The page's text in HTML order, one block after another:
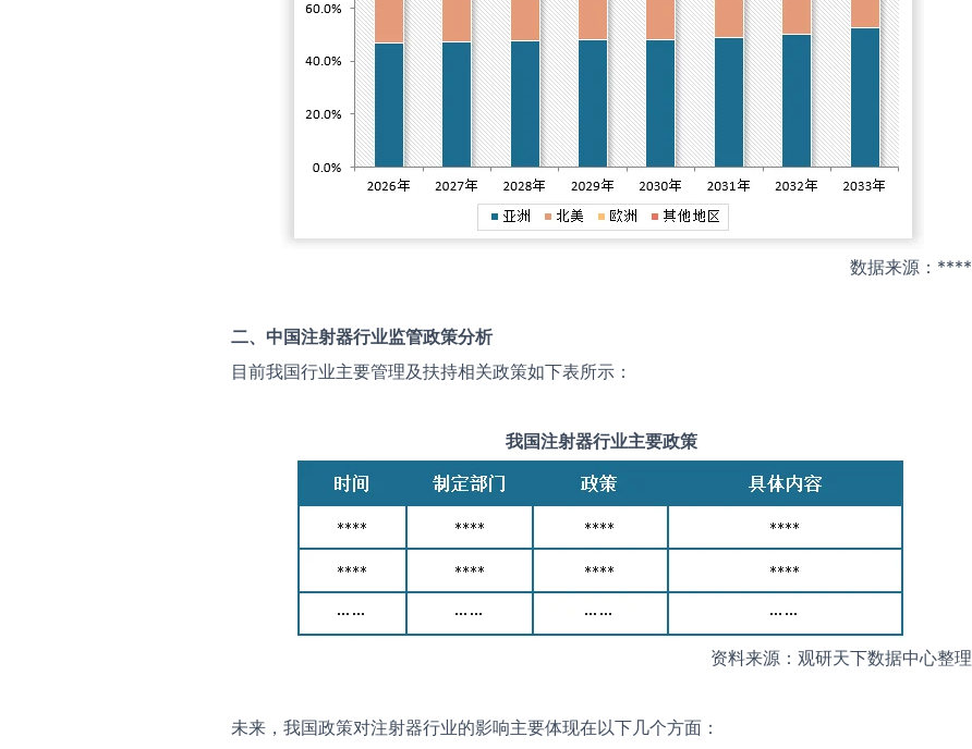
数据来源：****
二、中国注射器行业监管政策分析
目前我国行业主要管理及扶持相关政策如下表所示：
我国注射器行业主要政策
资料来源：观研天下数据中心整理
未来，我国政策对注射器行业的影响主要体现在以下几个方面：